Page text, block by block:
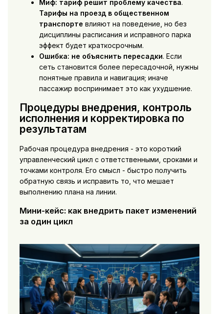
Миф: тариф решит проблему качества.
Тарифы на проезд в общественном
транспорте влияют на поведение, но без
дисциплины расписания и исправного парка
эффект будет краткосрочным.
Ошибка: не объяснить пересадки. Если
сеть становится более пересадочной, нужны
понятные правила и навигация; иначе
пассажир воспринимает это как ухудшение.
Процедуры внедрения, контроль
исполнения и корректировка по
результатам
Рабочая процедура внедрения - это короткий
управленческий цикл с ответственными, сроками и
точками контроля. Его смысл - быстро получить
обратную связь и исправить то, что мешает
выполнению плана на линии.
Мини-кейс: как внедрить пакет изменений
за один цикл